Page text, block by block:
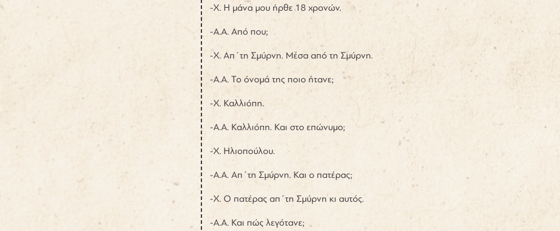
-Χ. Η μάνα μου ήρθε 18 χρονών.
-Α.Α. Από που;
-Χ. Απ΄τη Σμύρνη. Μέσα από τη Σμύρνη.
-Α.Α. Το όνομά της ποιο ήτανε;
-Χ. Καλλιόπη.
-Α.Α. Καλλιόπη. Και στο επώνυμο;
-Χ. Ηλιοπούλου.
-Α.Α. Απ΄τη Σμύρνη. Και ο πατέρας;
-Χ. Ο πατέρας απ΄τη Σμύρνη κι αυτός.
-Α.Α. Και πώς λεγότανε;